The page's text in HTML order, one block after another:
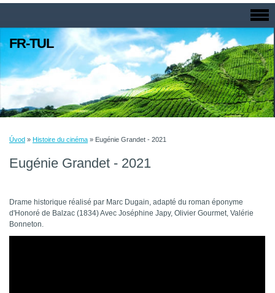
FR-TUL
Úvod » Histoire du cinéma » Eugénie Grandet - 2021
Eugénie Grandet - 2021
Drame historique réalisé par Marc Dugain, adapté du roman éponyme
d'Honoré de Balzac (1834) Avec Joséphine Japy, Olivier Gourmet, Valérie
Bonneton.